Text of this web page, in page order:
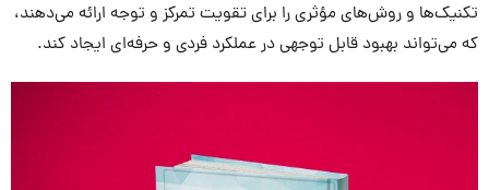
تکنیک‌ها و روش‌های مؤثری را برای تقویت تمرکز و توجه ارائه می‌دهند،
که می‌تواند بهبود قابل توجهی در عملکرد فردی و حرفه‌ای ایجاد کند.